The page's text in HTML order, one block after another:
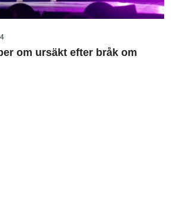
om ursäkt efter bråk om